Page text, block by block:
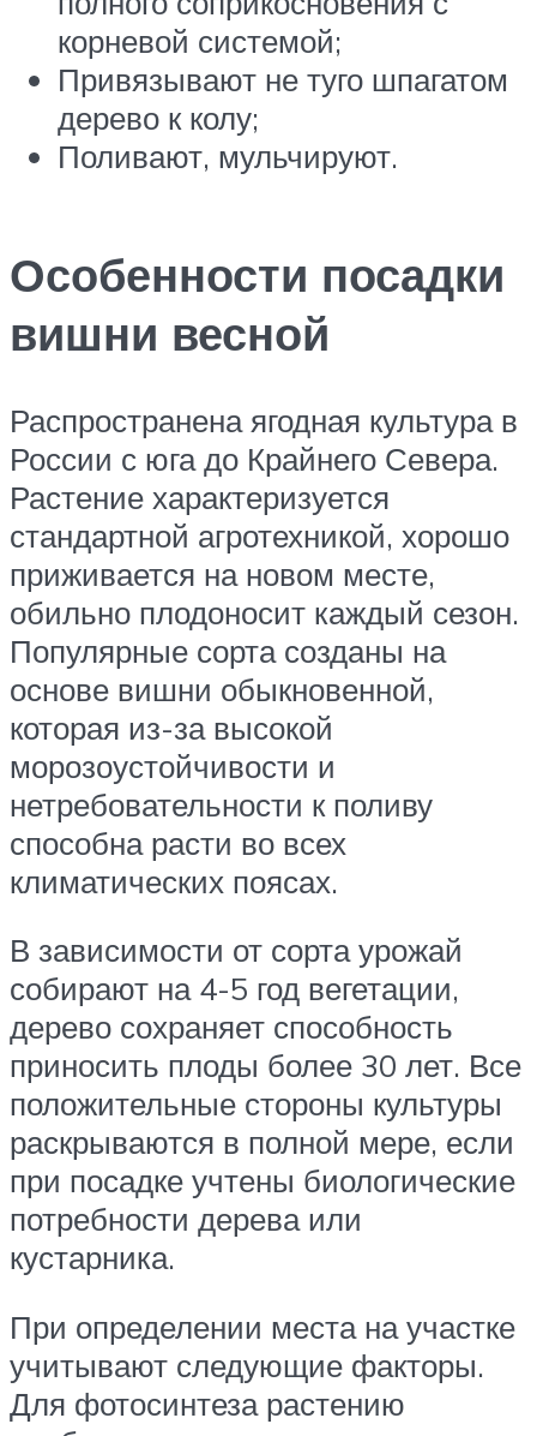
корневой системой;
Привязывают не туго шпагатом
дерево к колу;
Поливают, мульчируют.
Особенности посадки
вишни весной
Распространена ягодная культура в
России с юга до Крайнего Севера.
Растение характеризуется
стандартной агротехникой, хорошо
приживается на новом месте,
обильно плодоносит каждый сезон.
Популярные сорта созданы на
основе вишни обыкновенной,
которая из-за высокой
морозоустойчивости и
нетребовательности к поливу
способна расти во всех
климатических поясах.
В зависимости от сорта урожай
собирают на 4-5 год вегетации,
дерево сохраняет способность
приносить плоды более 30 лет. Все
положительные стороны культуры
раскрываются в полной мере, если
при посадке учтены биологические
потребности дерева или
кустарника.
При определении места на участке
учитывают следующие факторы.
Для фотосинтеза растению